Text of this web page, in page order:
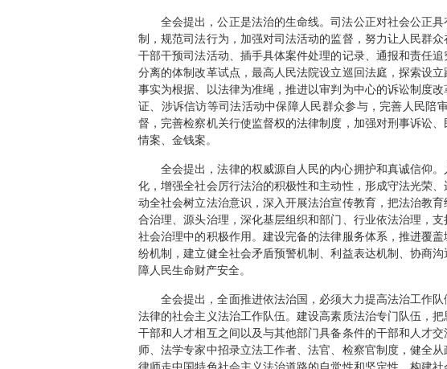
全会提出，公正是法治的生命线。司法公正对社会公正
制，规范司法行为，加强对司法活动的监督，努力让人民群
干部干预司法活动、插手具体案件处理的记录、通报和责任
分离的体制改革试点，最高人民法院设立巡回法庭，探索设
事实为根据、以法律为准绳，推进以审判为中心的诉讼制度
证、涉诉信访等司法活动中保障人民群众参与，完善人民陪
督，完善检察机关行使监督权的法律制度，加强对刑事诉讼
情案、金钱案。
全会提出，法律的权威源自人民的内心拥护和真诚信仰
化，增强全社会厉行法治的积极性和主动性，形成守法光荣
动全社会树立法治意识，深入开展法治宣传教育，把法治教
合治理、源头治理，深化基层组织和部门、行业依法治理，
社会治理中的积极作用。建设完备的法律服务体系，推进覆
纷机制，建立健全社会矛盾预警机制、利益表达机制、协商
障人民生命财产安全。
全会提出，全面推进依法治国，必须大力提高法治工作
法律的社会主义法治工作队伍。建设高素质法治专门队伍，
干部和人才相互之间以及与其他部门具备条件的干部和人才
师、法学专家中招录立法工作者、法官、检察官制度，健全